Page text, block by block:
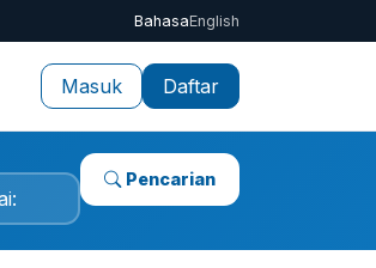
BahasaEnglish
Masuk Daftar
Pencarian